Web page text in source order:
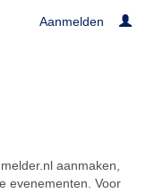
Aanmelden
aanmaken,
evenementen. Voor